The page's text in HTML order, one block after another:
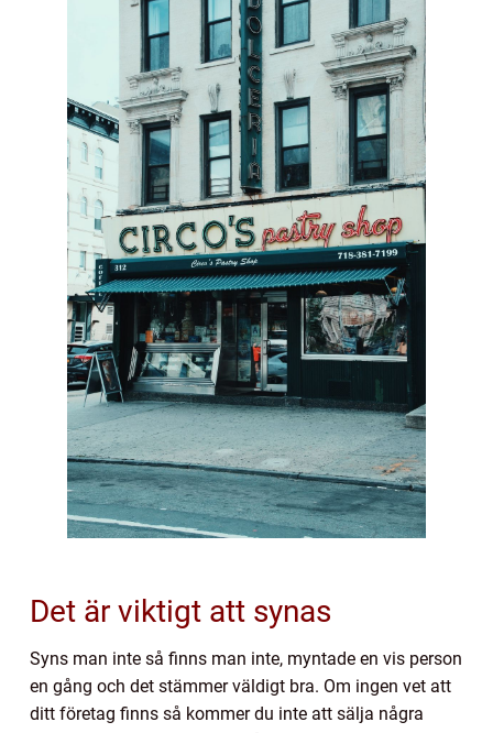
Det är viktigt att synas
Syns man inte så finns man inte, myntade en vis person
en gång och det stämmer väldigt bra. Om ingen vet att
ditt företag finns så kommer du inte att sälja några